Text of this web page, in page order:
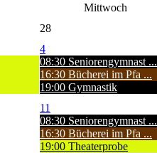
Mittwoch
28
4
08:30 Seniorengymnast ...
16:30 Bücherei im Pfa ...
19:00 Gymnastik
11
08:30 Seniorengymnast ...
16:30 Bücherei im Pfa ...
19:00 Theaterprobe